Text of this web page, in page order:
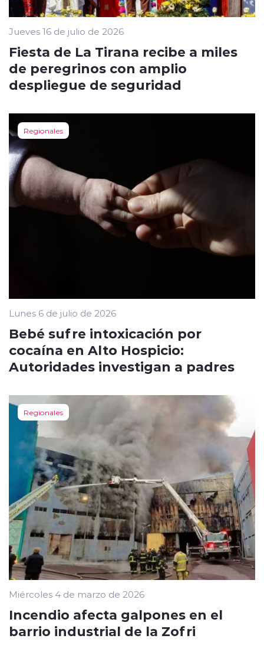
Jueves 16 de julio de 2026
Fiesta de La Tirana recibe a miles
de peregrinos con amplio
despliegue de seguridad
Regionales
Lunes 6 de julio de 2026
Bebé sufre intoxicación por
cocaína en Alto Hospicio:
Autoridades investigan a padres
Regionales
Miércoles 4 de marzo de 2026
Incendio afecta galpones en el
barrio industrial de la Zofri